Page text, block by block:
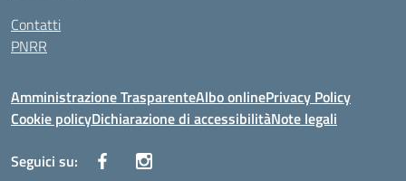
Contatti
PNRR
Amministrazione TrasparenteAlbo onlinePrivacy Policy
Cookie policyDichiarazione di accessibilitàNote legali
Seguici su: